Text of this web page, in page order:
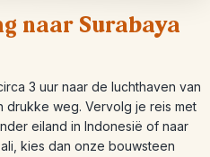
naar Surabaya
3 uur naar de luchthaven van
drukke weg. Vervolg je reis met
eiland in Indonesië of naar
kies dan onze bouwsteen